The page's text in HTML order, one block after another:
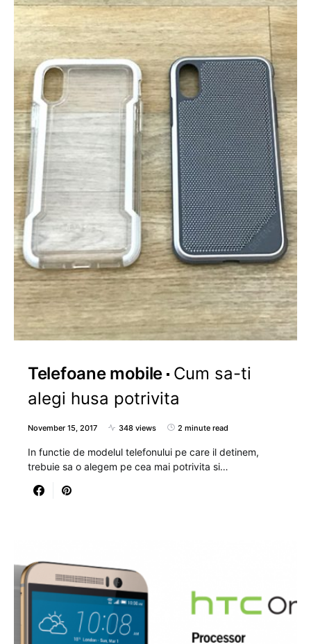
Telefoane mobile Cum sa-ti
alegi husa potrivita
November 15, 2017 348 views 2 minute read
In functie de modelul telefonului pe care il detinem,
trebuie sa o alegem pe cea mai potrivita si…